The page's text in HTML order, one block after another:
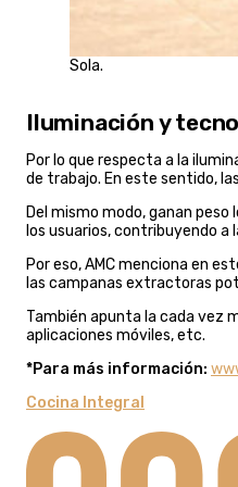
Sola.
Iluminación y
Por lo que respecta a la
de trabajo. En este sentido,
Del mismo modo, ganan
los usuarios, contribuyendo a
Por eso, AMC menciona en
las campanas extractoras
También apunta la cada vez
aplicaciones móviles, etc.
*Para más información:
Cocina Integral